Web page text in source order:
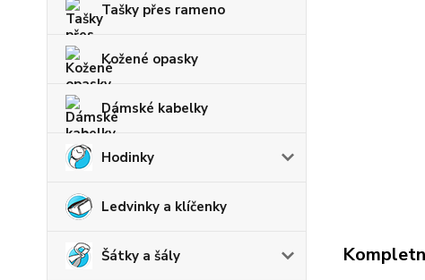
Tašky přes rameno
Kožené opasky
Dámské kabelky
Hodinky
Ledvinky a klíčenky
Šátky a šály